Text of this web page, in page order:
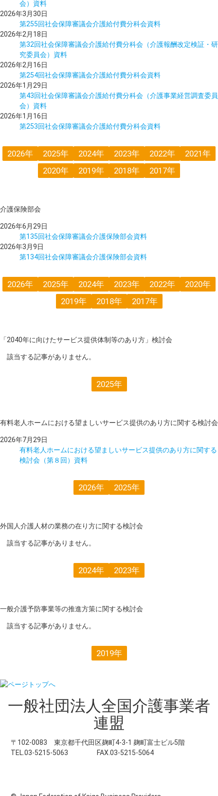
会）資料
2026年3月30日
第255回社会保障審議会介護給付費分科会資料
2026年2月18日
第32回社会保障審議会介護給付費分科会（介護報酬改定検証・研
究委員会）資料
2026年2月16日
第254回社会保障審議会介護給付費分科会資料
2026年1月29日
第43回社会保障審議会介護給付費分科会（介護事業経営調査委員
会）資料
2026年1月16日
第253回社会保障審議会介護給付費分科会資料
2026年 2025年 2024年 2023年 2022年
2021年
2020年
2019年 2018年 2017年
介護保険部会
2026年6月29日
第135回社会保障審議会介護保険部会資料
2026年3月9日
第134回社会保障審議会介護保険部会資料
2026年 2025年 2024年 2023年 2022年
2020年
2019年
2018年 2017年
「2040年に向けたサービス提供体制等のあり方」検討会
該当する記事がありません。
2025年
有料老人ホームにおける望ましいサービス提供のあり方に関する検討会
2026年7月29日
有料老人ホームにおける望ましいサービス提供のあり方に関する
検討会（第８回）資料
2026年 2025年
外国人介護人材の業務の在り方に関する検討会
該当する記事がありません。
2024年 2023年
一般介護予防事業等の推進方策に関する検討会
該当する記事がありません。
2019年
一般社団法人全国介護事業者
連盟
〒102-0083 東京都千代田区麹町4-3-1 麹町富士ビル5階
TEL.03-5215-5063
FAX.03-5215-5064